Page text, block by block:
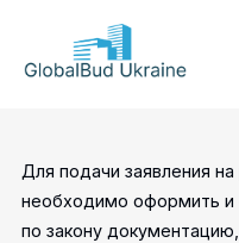
GLOBALBUD
Для подачи заявления
необходимо оформить и
по закону